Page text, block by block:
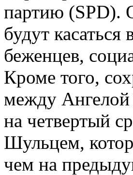
партию (SPD).
будут касаться
беженцев,
Кроме того,
между Ангелой
на четвертый
Шульцем,
чем на